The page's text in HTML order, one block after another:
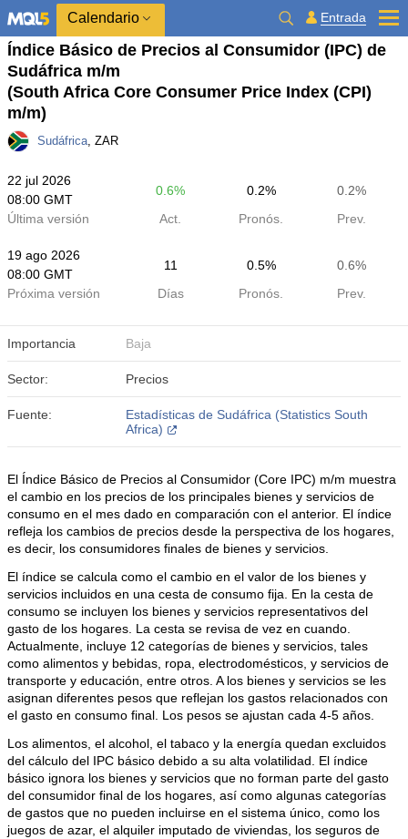
Calendario Entrada
Índice Básico de Precios al Consumidor (IPC) de
Sudáfrica m/m
(South Africa Core Consumer Price Index (CPI)
m/m)
Sudáfrica, ZAR
22 jul 2026
08:00 GMT
0.6% 0.2%
0.2%
Última versión
Act. Pronós. Prev.
19 ago 2026
08:00 GMT
11 0.5%
0.6%
Próxima versión
Días Pronós. Prev.
Importancia Baja
Sector: Precios
Fuente:
Estadísticas de Sudáfrica (Statistics South
Africa)
El Índice Básico de Precios al Consumidor (Core IPC) m/m muestra
el cambio en los precios de los principales bienes y servicios de
consumo en el mes dado en comparación con el anterior. El índice
refleja los cambios de precios desde la perspectiva de los hogares,
es decir, los consumidores finales de bienes y servicios.
El índice se calcula como el cambio en el valor de los bienes y
servicios incluidos en una cesta de consumo fija. En la cesta de
consumo se incluyen los bienes y servicios representativos del
gasto de los hogares. La cesta se revisa de vez en cuando.
Actualmente, incluye 12 categorías de bienes y servicios, tales
como alimentos y bebidas, ropa, electrodomésticos, y servicios de
transporte y educación, entre otros. A los bienes y servicios se les
asignan diferentes pesos que reflejan los gastos relacionados con
el gasto en consumo final. Los pesos se ajustan cada 4-5 años.
Los alimentos, el alcohol, el tabaco y la energía quedan excluidos
del cálculo del IPC básico debido a su alta volatilidad. El índice
básico ignora los bienes y servicios que no forman parte del gasto
del consumidor final de los hogares, así como algunas categorías
de gastos que no pueden incluirse en el sistema único, como los
juegos de azar, el alquiler imputado de viviendas, los seguros de